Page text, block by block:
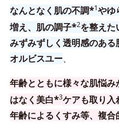
なんとなく肌の不調*1やゆ
増え、肌の調子*2を整えた
みずみずしく透明感のあ
オルビスユー、
年齢とともに様々な肌悩
はなく美白*3ケアも取り入
年齢によるくすみ等、複